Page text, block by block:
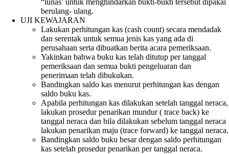
“lunas’ untuk menghindarkan bukti-bukti tersebut dipakai
berulang- ulang.
UJI KEWAJARAN
Lakukan perhitungan kas (cash count) secara mendadak
dan serentak untuk semua jenis kas yang ada di
perusahaan serta dibuatkan berita acara pemeriksaan.
Yakinkan bahwa buku kas telah ditutup per tanggal
pemeriksaan dan semua bukti pengeluaran dan
penerimaan telah dibukukan.
Bandingkan saldo kas menurut perhitungan kas dengan
saldo buku kas.
Apabila perhitungan kas dilakukan setelah tanggal neraca,
lakukan prosedur penarikan mundur ( trace back) ke
tanggal neraca dan bila dilakukan sebelum tanggal neraca
lakukan penarikan maju (trace forward) ke tanggal neraca.
Bandingkan saldo buku besar dengan saldo perhitungan
kas setelah prosedur penarikan per tanggal neraca.